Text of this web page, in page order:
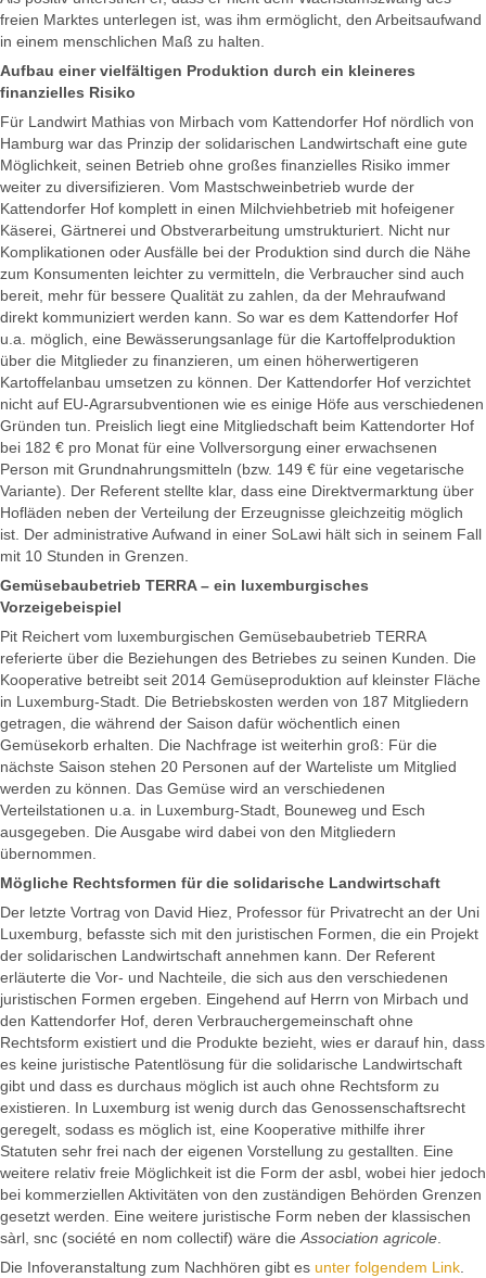
freien Marktes unterlegen ist, was ihm ermöglicht, den Arbeitsaufwand
in einem menschlichen Maß zu halten.
Aufbau einer vielfältigen Produktion durch ein kleineres
finanzielles Risiko
Für Landwirt Mathias von Mirbach vom Kattendorfer Hof nördlich von
Hamburg war das Prinzip der solidarischen Landwirtschaft eine gute
Möglichkeit, seinen Betrieb ohne großes finanzielles Risiko immer
weiter zu diversifizieren. Vom Mastschweinbetrieb wurde der
Kattendorfer Hof komplett in einen Milchviehbetrieb mit hofeigener
Käserei, Gärtnerei und Obstverarbeitung umstrukturiert. Nicht nur
Komplikationen oder Ausfälle bei der Produktion sind durch die Nähe
zum Konsumenten leichter zu vermitteln, die Verbraucher sind auch
bereit, mehr für bessere Qualität zu zahlen, da der Mehraufwand
direkt kommuniziert werden kann. So war es dem Kattendorfer Hof
u.a. möglich, eine Bewässerungsanlage für die Kartoffelproduktion
über die Mitglieder zu finanzieren, um einen höherwertigeren
Kartoffelanbau umsetzen zu können. Der Kattendorfer Hof verzichtet
nicht auf EU-Agrarsubventionen wie es einige Höfe aus verschiedenen
Gründen tun. Preislich liegt eine Mitgliedschaft beim Kattendorter Hof
bei 182 € pro Monat für eine Vollversorgung einer erwachsenen
Person mit Grundnahrungsmitteln (bzw. 149 € für eine vegetarische
Variante). Der Referent stellte klar, dass eine Direktvermarktung über
Hofläden neben der Verteilung der Erzeugnisse gleichzeitig möglich
ist. Der administrative Aufwand in einer SoLawi hält sich in seinem Fall
mit 10 Stunden in Grenzen.
Gemüsebaubetrieb TERRA – ein luxemburgisches
Vorzeigebeispiel
Pit Reichert vom luxemburgischen Gemüsebaubetrieb TERRA
referierte über die Beziehungen des Betriebes zu seinen Kunden. Die
Kooperative betreibt seit 2014 Gemüseproduktion auf kleinster Fläche
in Luxemburg-Stadt. Die Betriebskosten werden von 187 Mitgliedern
getragen, die während der Saison dafür wöchentlich einen
Gemüsekorb erhalten. Die Nachfrage ist weiterhin groß: Für die
nächste Saison stehen 20 Personen auf der Warteliste um Mitglied
werden zu können. Das Gemüse wird an verschiedenen
Verteilstationen u.a. in Luxemburg-Stadt, Bouneweg und Esch
ausgegeben. Die Ausgabe wird dabei von den Mitgliedern
übernommen.
Mögliche Rechtsformen für die solidarische Landwirtschaft
Der letzte Vortrag von David Hiez, Professor für Privatrecht an der Uni
Luxemburg, befasste sich mit den juristischen Formen, die ein Projekt
der solidarischen Landwirtschaft annehmen kann. Der Referent
erläuterte die Vor- und Nachteile, die sich aus den verschiedenen
juristischen Formen ergeben. Eingehend auf Herrn von Mirbach und
den Kattendorfer Hof, deren Verbrauchergemeinschaft ohne
Rechtsform existiert und die Produkte bezieht, wies er darauf hin, dass
es keine juristische Patentlösung für die solidarische Landwirtschaft
gibt und dass es durchaus möglich ist auch ohne Rechtsform zu
existieren. In Luxemburg ist wenig durch das Genossenschaftsrecht
geregelt, sodass es möglich ist, eine Kooperative mithilfe ihrer
Statuten sehr frei nach der eigenen Vorstellung zu gestallten. Eine
weitere relativ freie Möglichkeit ist die Form der asbl, wobei hier jedoch
bei kommerziellen Aktivitäten von den zuständigen Behörden Grenzen
gesetzt werden. Eine weitere juristische Form neben der klassischen
sàrl, snc (société en nom collectif) wäre dieAssociation agricole.
Die Infoveranstaltung zum Nachhören gibt es unter folgendem Link.